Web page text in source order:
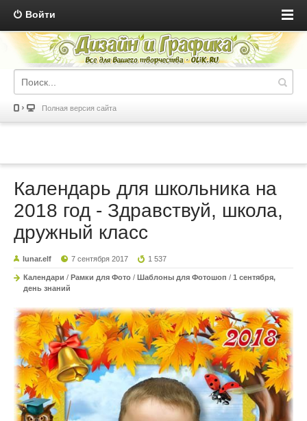
Войти
Полная версия сайта
Календарь для школьника на
2018 год - Здравствуй, школа,
дружный класс
lunar.elf 7 сентября 2017 1 537
Календари / Рамки для Фото / Шаблоны для Фотошоп / 1 сентября,
день знаний